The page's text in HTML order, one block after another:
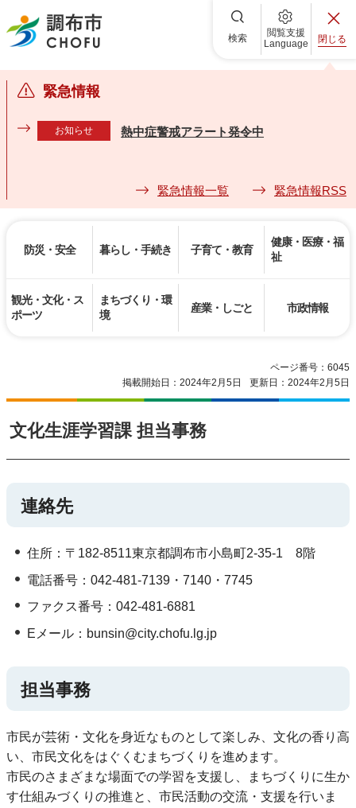
調布市 検索
閲覧支援
Language
閉じる
緊急情報
お知らせ 熱中症警戒アラート発令中
緊急情報一覧 緊急情報RSS
防災・安全 暮らし・手続き 子育て・教育
健康・医療・福
祉
観光・文化・ス
ポーツ
まちづくり・環
境
産業・しごと 市政情報
ページ番号：6045
掲載開始日：2024年2月5日
更新日：2024年2月5日
文化生涯学習課 担当事務
連絡先
住所：〒182-8511東京都調布市小島町2-35-1 8階
電話番号：042-481-7139・7140・7745
ファクス番号：042-481-6881
Eメール：bunsin@city.chofu.lg.jp
担当事務
市民が芸術・文化を身近なものとして楽しみ、文化の香り高
い、市民文化をはぐくむまちづくりを進めます。
市民のさまざまな場面での学習を支援し、まちづくりに生か
す仕組みづくりの推進と、市民活動の交流・支援を行いま